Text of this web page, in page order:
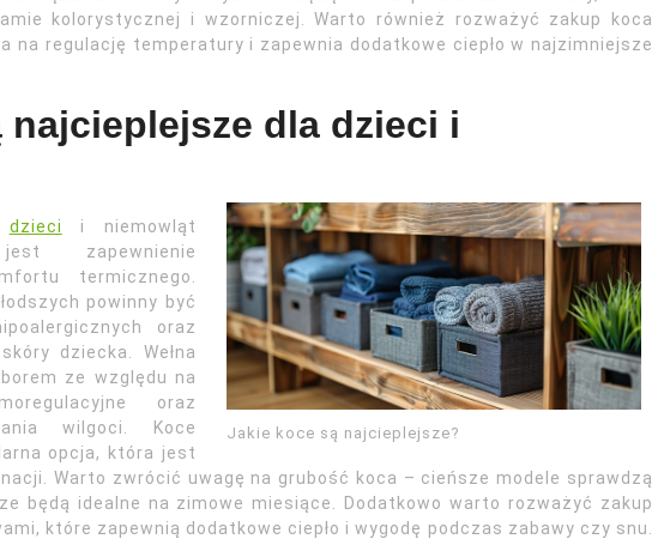
kolorystycznej i wzorniczej. Warto również rozważyć zakup koca
na regulację temperatury i zapewnia dodatkowe ciepło w najzimniejsze
najcieplejsze dla dzieci i
Jakie koce są najcieplejsze?
dzieci
i niemowląt
zapewnienie
termicznego.
powinny być
oraz
dziecka. Wełna
ze względu na
oraz
wilgoci. Koce
opcja, która jest
Warto zwrócić uwagę na grubość koca – cieńsze modele sprawdzą
będą idealne na zimowe miesiące. Dodatkowo warto rozważyć zakup
które zapewnią dodatkowe ciepło i wygodę podczas zabawy czy snu.